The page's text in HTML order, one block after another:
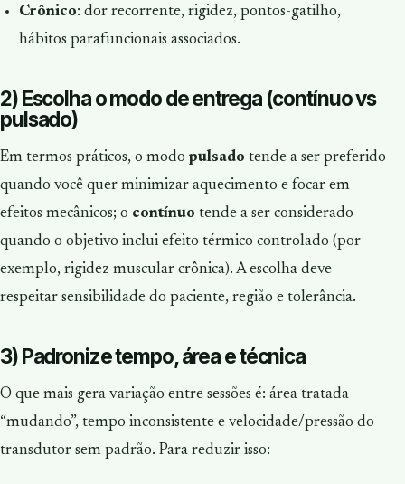
Crônico: dor recorrente, rigidez, pontos-gatilho,
hábitos parafuncionais associados.
2) Escolha o modo de entrega (contínuo vs
pulsado)
Em termos práticos, o modo pulsado tende a ser preferido
quando você quer minimizar aquecimento e focar em
efeitos mecânicos; o contínuo tende a ser considerado
quando o objetivo inclui efeito térmico controlado (por
exemplo, rigidez muscular crônica). A escolha deve
respeitar sensibilidade do paciente, região e tolerância.
3) Padronize tempo, área e técnica
O que mais gera variação entre sessões é: área tratada
“mudando”, tempo inconsistente e velocidade/pressão do
transdutor sem padrão. Para reduzir isso: